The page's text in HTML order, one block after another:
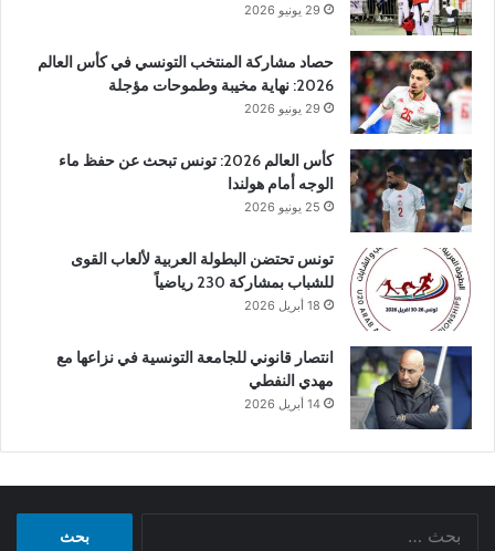
29 يونيو 2026
حصاد مشاركة المنتخب التونسي في كأس العالم
2026: نهاية مخيبة وطموحات مؤجلة
29 يونيو 2026
كأس العالم 2026: تونس تبحث عن حفظ ماء
الوجه أمام هولندا
25 يونيو 2026
تونس تحتضن البطولة العربية لألعاب القوى
للشباب بمشاركة 230 رياضياً
18 أبريل 2026
انتصار قانوني للجامعة التونسية في نزاعها مع
مهدي النفطي
14 أبريل 2026